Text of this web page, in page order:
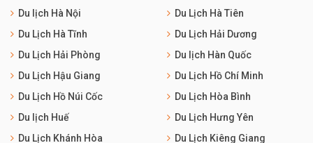
Du lịch Hà Nội
Du Lịch Hà Tiên
Du Lịch Hà Tĩnh
Du Lịch Hải Dương
Du Lịch Hải Phòng
Du lịch Hàn Quốc
Du Lịch Hậu Giang
Du Lịch Hồ Chí Minh
Du Lịch Hồ Núi Cốc
Du Lịch Hòa Bình
Du lịch Huế
Du Lịch Hưng Yên
Du Lịch Khánh Hòa
Du Lịch Kiêng Giang